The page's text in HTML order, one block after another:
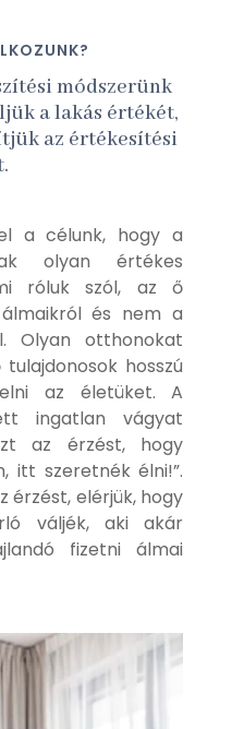
módszerünk
a lakás értékét,
az értékesítési
a célunk, hogy a
olyan értékes
róluk szól, az ő
és nem a
Olyan otthonokat
hosszú
az életüket. A
ingatlan vágyat
az érzést, hogy
itt szeretnék élni!”.
érzést, elérjük, hogy
váljék, aki akár
fizetni álmai